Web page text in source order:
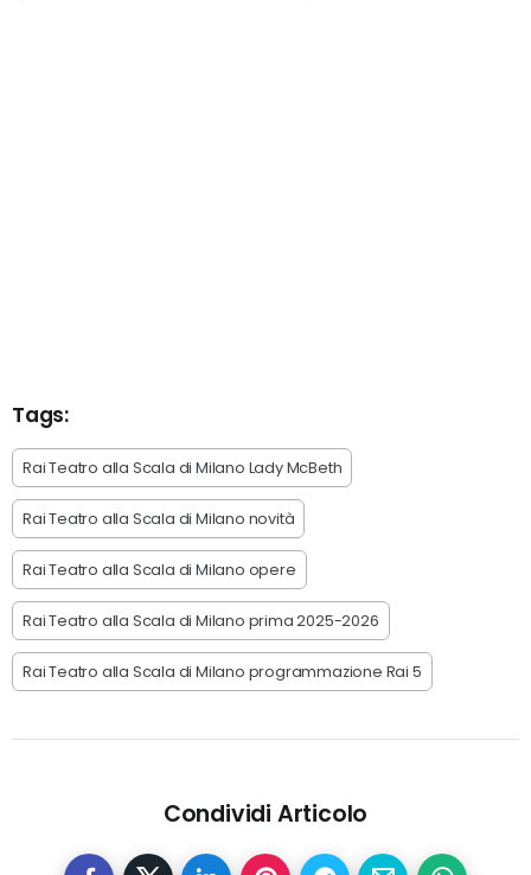
Tags:
Rai Teatro alla Scala di Milano Lady McBeth
Rai Teatro alla Scala di Milano novità
Rai Teatro alla Scala di Milano opere
Rai Teatro alla Scala di Milano prima 2025-2026
Rai Teatro alla Scala di Milano programmazione Rai 5
Condividi Articolo